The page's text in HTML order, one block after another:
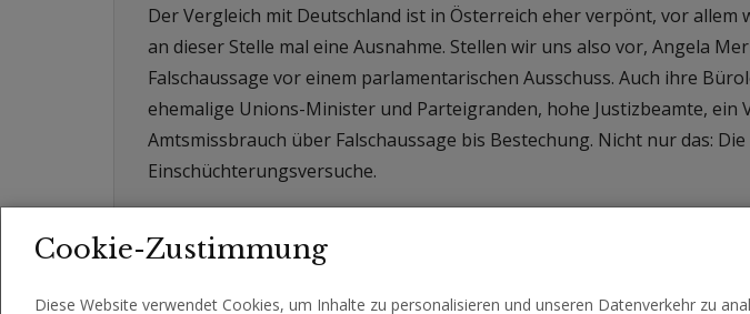
Der Vergleich mit Deutschland ist in Österreich eher verpönt, vor
an dieser Stelle mal eine Ausnahme. Stellen wir uns also vor, Angela
Falschaussage vor einem parlamentarischen Ausschuss. Auch ihre
ehemalige Unions-Minister und Parteigranden, hohe Justizbeamte,
Amtsmissbrauch über Falschaussage bis Bestechung. Nicht nur das:
Einschüchterungsversuche.
Cookie-Zustimmung
Diese Website verwendet Cookies, um Inhalte zu personalisieren und unseren Datenverkehr zu